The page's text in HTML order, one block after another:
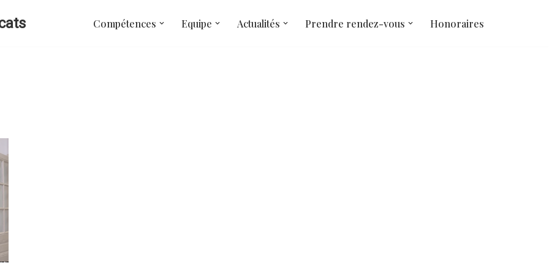
Compétences Equipe Actualités Prendre rendez-vous Honoraires